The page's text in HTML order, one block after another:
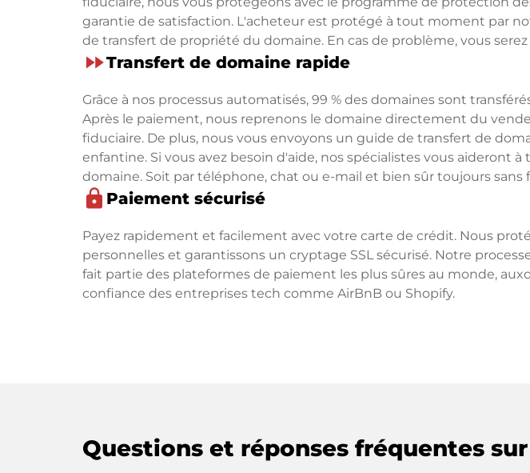
garantie de satisfaction. L'acheteur est protégé à tout moment par
de transfert de propriété du domaine. En cas de problème, vous
fast_forwardTransfert de domaine rapide
Grâce à nos processus automatisés, 99 % des domaines sont
Après le paiement, nous reprenons le domaine directement du
fiduciaire. De plus, nous vous envoyons un guide de transfert de
enfantine. Si vous avez besoin d'aide, nos spécialistes vous aideront à
domaine. Soit par téléphone, chat ou e-mail et bien sûr toujours sans
lock Paiement sécurisé
Payez rapidement et facilement avec votre carte de crédit. Nous
personnelles et garantissons un cryptage SSL sécurisé. Notre
fait partie des plateformes de paiement les plus sûres au monde,
confiance des entreprises tech comme AirBnB ou Shopify.
Questions et réponses fréquentes